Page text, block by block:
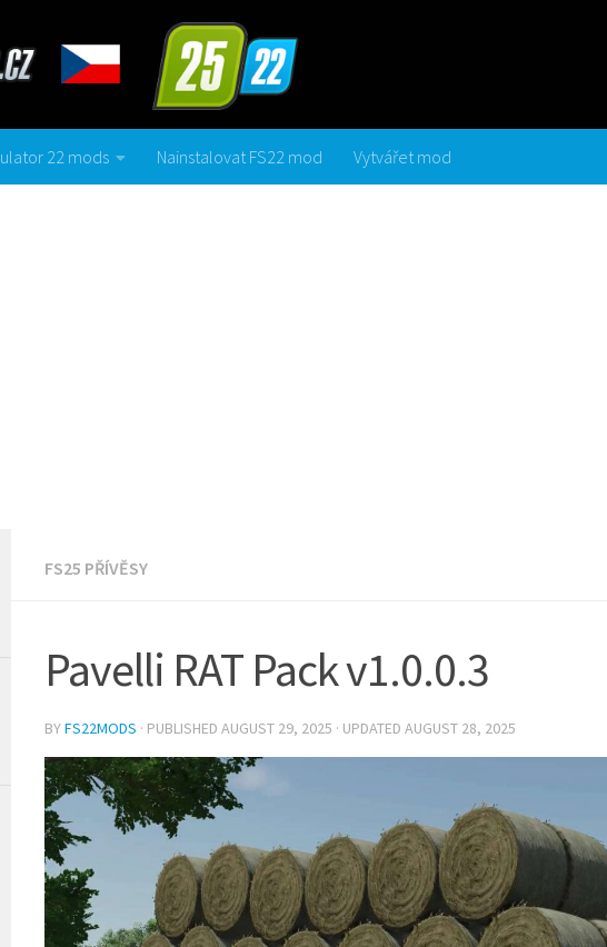
22 mods Nainstalovat FS22 mod Vytvářet mod
FS25 PŘÍVĚSY
Pavelli RAT Pack v1.0.0.3
BYFS22MODS · PUBLISHED AUGUST 29, 2025 · UPDATED AUGUST 28, 2025